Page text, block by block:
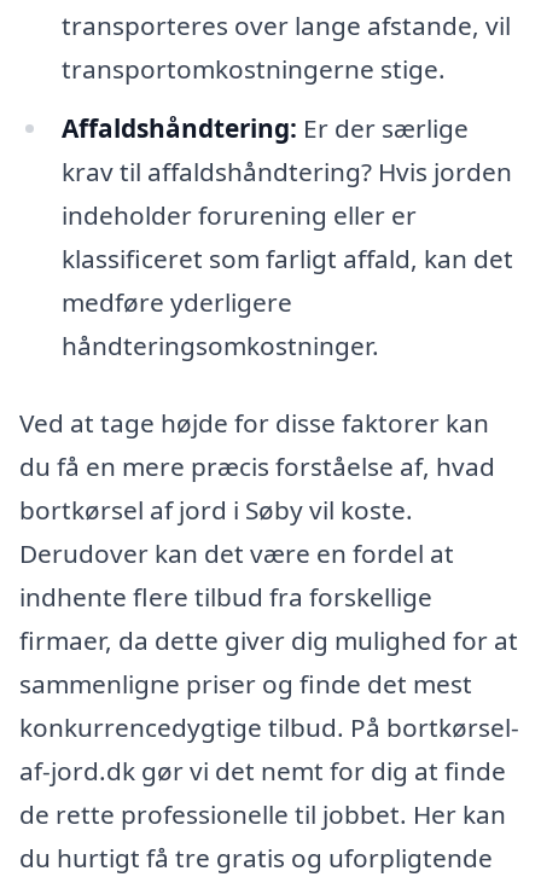
transporteres over lange afstande, vil
transportomkostningerne stige.
Affaldshåndtering: Er der særlige
krav til affaldshåndtering? Hvis jorden
indeholder forurening eller er
klassificeret som farligt affald, kan det
medføre yderligere
håndteringsomkostninger.
Ved at tage højde for disse faktorer kan
du få en mere præcis forståelse af, hvad
bortkørsel af jord i Søby vil koste.
Derudover kan det være en fordel at
indhente flere tilbud fra forskellige
firmaer, da dette giver dig mulighed for at
sammenligne priser og finde det mest
konkurrencedygtige tilbud. På bortkørsel-
af-jord.dk gør vi det nemt for dig at finde
de rette professionelle til jobbet. Her kan
du hurtigt få tre gratis og uforpligtende